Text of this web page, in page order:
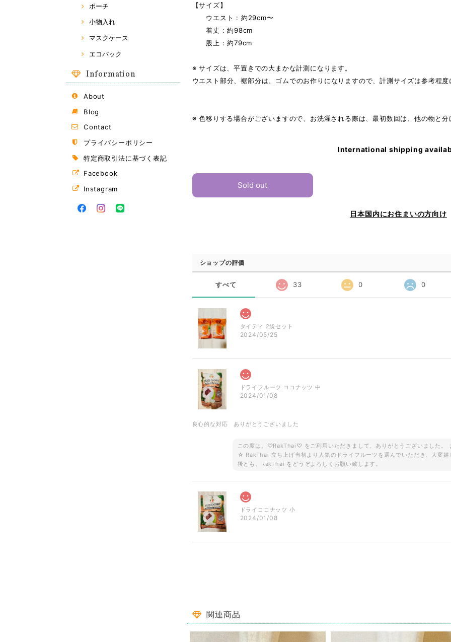
ポーチ
小物入れ
マスクケース
エコバック
Information
About
Blog
Contact
プライバシーポリシー
特定商取引法に基づく表記
Facebook
Instagram
【サイズ】
ウエスト : 約29cm〜
着丈 : 約98cm
股上 : 約79cm
※ サイズは、平置きでの大まかな計測になります。
ウエスト部分、裾部分は、ゴムでのお作りになりますので、計測サイズは参考程
※ 色移りする場合がございますので、お洗濯される際は、最初数回は、他の物と
International shipping
Sold out
日本国内にお住まいの方向け
ショップの評価
すべて 33 0 0
タイティ 2袋セット
2024/05/25
ドライフルーツ ココナッツ 中
2024/01/08
良心的な対応 ありがとうございました
この度は、♡RakThai♡ をご利用いただきまして、ありがとうございました。
☆ RakThai 立ち上げ当初より人気のドライフルーツを選んでいただき、大変
後とも、RakThai をどうぞよろしくお願い致します。
ドライココナッツ 小
2024/01/08
目惚れでご購入ということで、大変嬉しく思います。 パッと目を惹く蓮模様
関連商品